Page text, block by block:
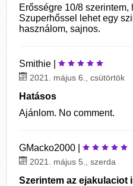
Erősségre 10/8 szerintem,
Szuperhőssel lehet egy
használom, sajnos.
Smithie |
2021. május 6., csütörtök
Hatásos
Ajánlom. No comment.
GMacko2000 |
2021. május 5., szerda
Szerintem az ejakulaciot